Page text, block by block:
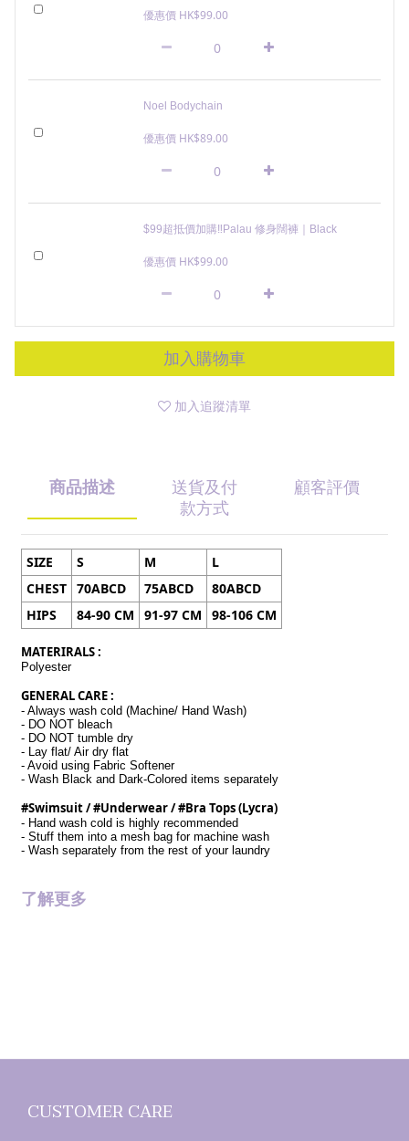
優惠價 HK$99.00
Noel Bodychain
優惠價 HK$89.00
$99超抵價加購‼️Palau 修身闊褲｜Black
優惠價 HK$99.00
加入購物車
加入追蹤清單
商品描述 送貨及付
款方式
顧客評價
SIZE S M
L
CHEST 70ABCD 75ABCD
80ABCD
HIPS
84-90 CM 91-97 CM 98-106 CM
MATERIRALS :
Polyester
GENERAL CARE :
- Always wash cold (Machine/ Hand Wash)
- DO NOT bleach
- DO NOT tumble dry
- Lay flat/ Air dry flat
- Avoid using Fabric Softener
- Wash Black and Dark-Colored items separately
#Swimsuit / #Underwear / #Bra Tops (Lycra)
- Hand wash cold is highly recommended
- Stuff them into a mesh bag for machine wash
- Wash separately from the rest of your laundry
了解更多
CUSTOMER CARE